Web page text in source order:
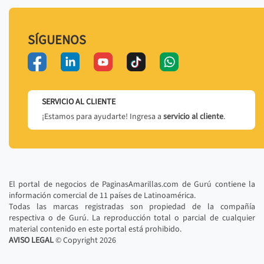
SÍGUENOS
SERVICIO AL CLIENTE
¡Estamos para ayudarte! Ingresa a servicio al cliente.
El portal de negocios de PaginasAmarillas.com de Gurú contiene la
información comercial de 11 países de Latinoamérica.
Todas las marcas registradas son propiedad de la compañía
respectiva o de Gurú. La reproducción total o parcial de cualquier
material contenido en este portal está prohibido.
AVISO LEGAL© Copyright2026